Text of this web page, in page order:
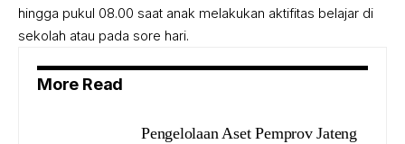
hingga pukul 08.00 saat anak melakukan aktifitas belajar di
sekolah atau pada sore hari.
More Read
Pengelolaan Aset Pemprov Jateng